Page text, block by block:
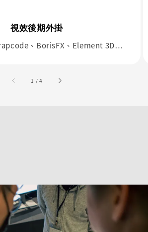
視效後期外掛
、BorisFX、Element 3D…
1 /accessibility.of
4